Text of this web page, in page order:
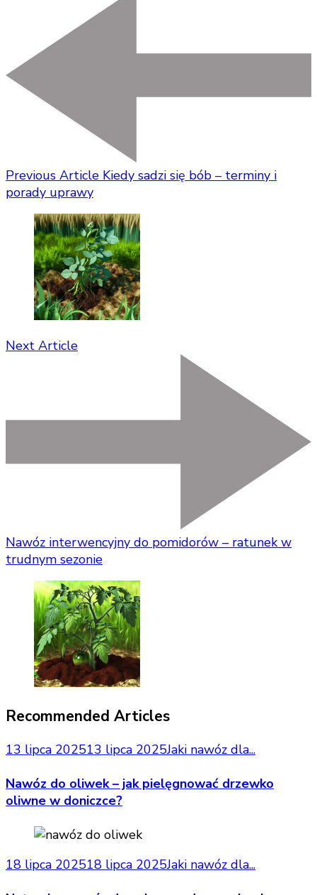
Previous Article Kiedy sadzi się bób – terminy i
porady uprawy
Next Article
Nawóz interwencyjny do pomidorów – ratunek w
trudnym sezonie
Recommended Articles
13 lipca 202513 lipca 2025Jaki nawóz dla...
Nawóz do oliwek – jak pielęgnować drzewko
oliwne w doniczce?
18 lipca 202518 lipca 2025Jaki nawóz dla...